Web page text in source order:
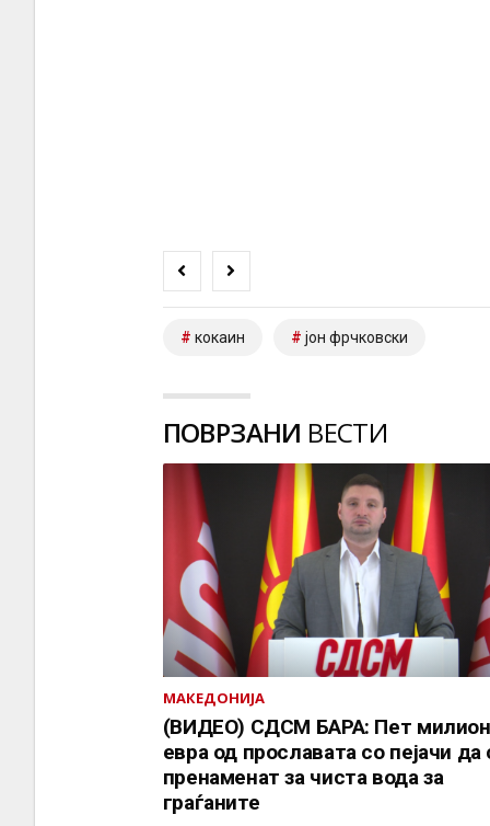
кокаин јон фрчковски
ПОВРЗАНИ ВЕСТИ
МАКЕДОНИЈА
(ВИДЕО) СДСМ БАРА: Пет
евра од прославата со пејачи да
пренаменат за чиста вода за
граѓаните